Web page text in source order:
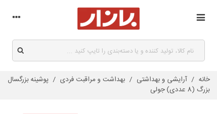
خانه / آرایشی و بهداشتی / بهداشت و مراقبت فردی / پوشینه بزرگسال
بزرگ (8 عددی) جولی